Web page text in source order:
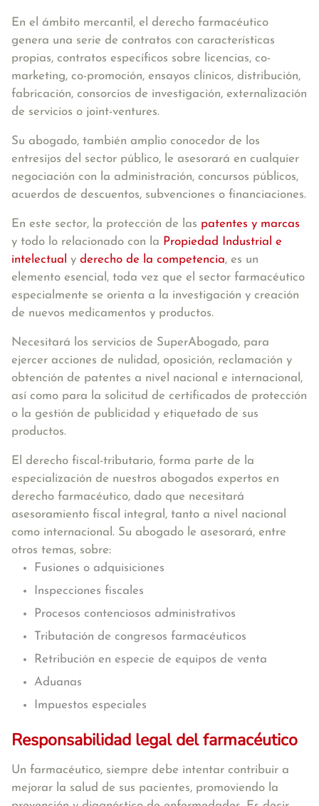
En el ámbito mercantil , el derecho farmacéutico
genera una serie de contratos con características
propias, contratos específicos sobre licencias, co-
marketing, co-promoción, ensayos clínicos, distribución,
fabricación, consorcios de investigación, externalización
de servicios o joint-ventures.
Su abogado, también amplio conocedor de los
entresijos del sector público, le asesorará en cualquier
negociación con la administración, concursos públicos,
acuerdos de descuentos, subvenciones o financiaciones.
En este sector, la protección de las patentes y marcas
y todo lo relacionado con la Propiedad Industrial e
intelectual y derecho de la competencia, es un
elemento esencial, toda vez que el sector farmacéutico
especialmente se orienta a la investigación y creación
de nuevos medicamentos y productos.
Necesitará los servicios de SuperAbogado, para
ejercer acciones de nulidad, oposición, reclamación y
obtención de patentes a nivel nacional e internacional,
así como para la solicitud de certificados de protección
o la gestión de publicidad y etiquetado de sus
productos.
El derecho fiscal-tributario, forma parte de la
especialización de nuestros abogados expertos en
derecho farmacéutico, dado que necesitará
asesoramiento fiscal integral, tanto a nivel nacional
como internacional. Su abogado le asesorará, entre
otros temas, sobre:
Fusiones o adquisiciones
Inspecciones fiscales
Procesos contenciosos administrativos
Tributación de congresos farmacéuticos
Retribución en especie de equipos de venta
Aduanas
Impuestos especiales
Responsabilidad legal del farmacéutico
Un farmacéutico, siempre debe intentar contribuir a
mejorar la salud de sus pacientes, promoviendo la